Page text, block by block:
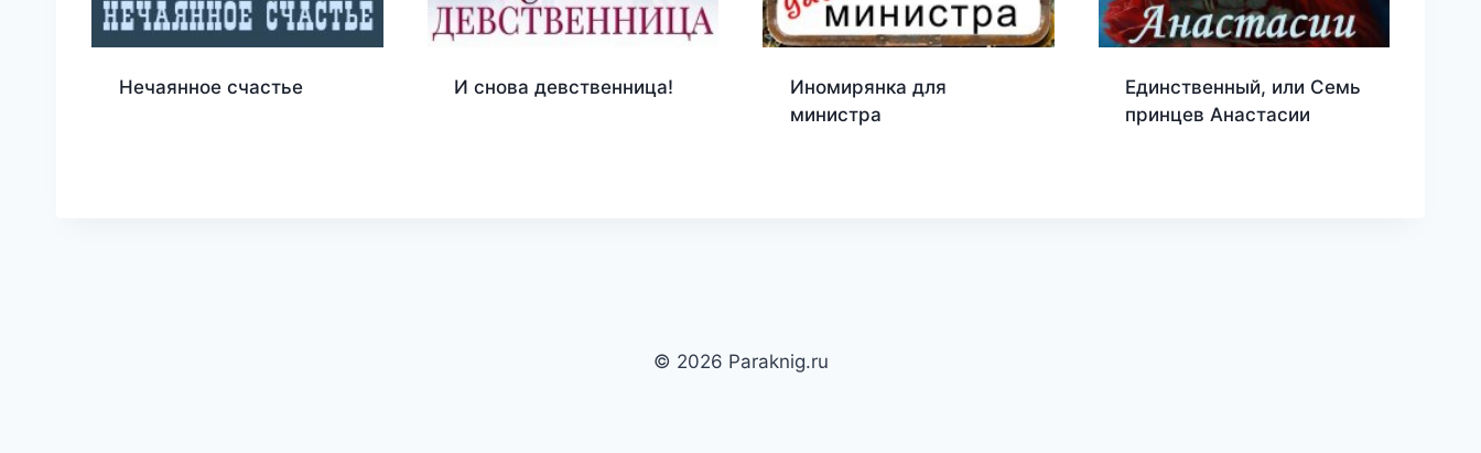
Нечаянное счастье И снова девственница!
Иномирянка для
министра
Единственный, или Семь
принцев Анастасии
© 2026 Paraknig.ru